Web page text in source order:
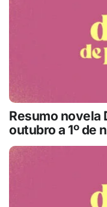
Resumo novela
outubro a 1º de